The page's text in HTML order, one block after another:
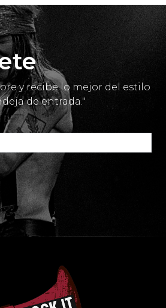
y recibe lo mejor del estilo
de entrada."